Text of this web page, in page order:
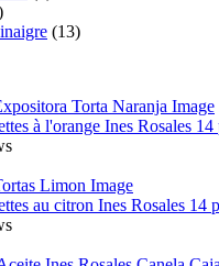
(13)
à l'orange Ines Rosales 14
au citron Ines Rosales 14